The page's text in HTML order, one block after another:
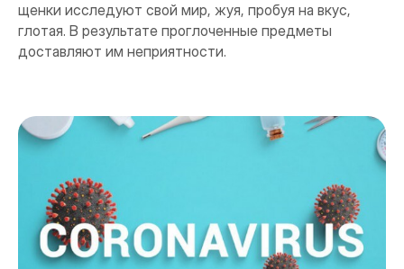
щенки исследуют свой мир, жуя, пробуя на вкус,
глотая. В результате проглоченные предметы
доставляют им неприятности.